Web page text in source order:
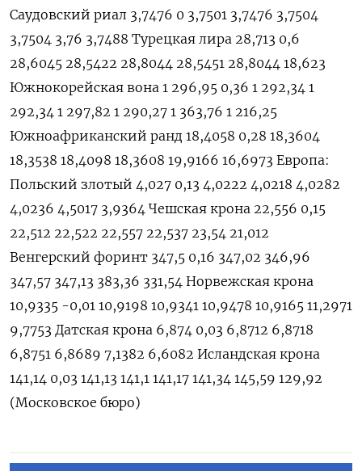
Саудовский риал 3,7476 0 3,7501 3,7476 3,7504
3,7504 3,76 3,7488 Турецкая лира 28,713 0,6
28,6045 28,5422 28,8044 28,5451 28,8044 18,623
Южнокорейская вона 1 296,95 0,36 1 292,34 1
292,34 1 297,82 1 290,27 1 363,76 1 216,25
Южноафриканский ранд 18,4058 0,28 18,3604
18,3538 18,4098 18,3608 19,9166 16,6973 Европа:
Польский злотый 4,027 0,13 4,0222 4,0218 4,0282
4,0236 4,5017 3,9364 Чешская крона 22,556 0,15
22,512 22,522 22,557 22,537 23,54 21,012
Венгерский форинт 347,5 0,16 347,02 346,96
347,57 347,13 383,36 331,54 Норвежская крона
10,9335 -0,01 10,9198 10,9341 10,9478 10,9165 11,2971
9,7753 Датская крона 6,874 0,03 6,8712 6,8718
6,8751 6,8689 7,1382 6,6082 Исландская крона
141,14 0,03 141,13 141,1 141,17 141,34 145,59 129,92
(Московское бюро)